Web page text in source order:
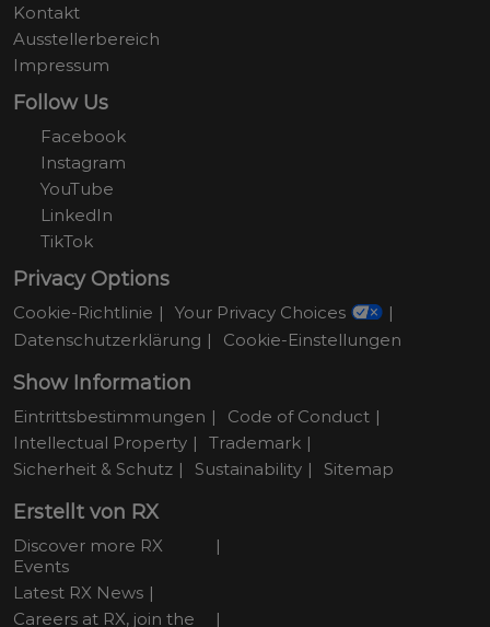
Kontakt
Ausstellerbereich
Impressum
Follow Us
Facebook
Instagram
YouTube
LinkedIn
TikTok
Privacy Options
Cookie-Richtlinie
Your Privacy Choices
Datenschutzerklärung
Cookie-Einstellungen
Show Information
Eintrittsbestimmungen
Code of Conduct
Intellectual Property
Trademark
Sicherheit & Schutz
Sustainability Sitemap
Erstellt von RX
Discover more RX
Events
Latest RX News
Careers at RX, join the